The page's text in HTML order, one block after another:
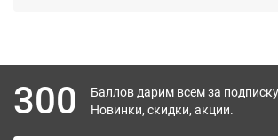
300
Баллов дарим всем за
Новинки, скидки, акции.